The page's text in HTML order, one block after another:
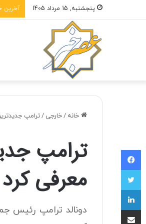
پنجشنبه, 15 مرداد 1405 آخرین
خانه /خارجی /ترامپ
ترامپ
معرفی کرد
دونالد ترامپ رئیس